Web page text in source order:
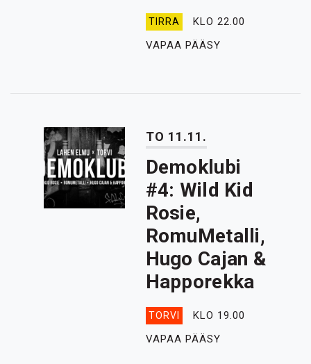
TIRRA
KLO 22.00
VAPAA PÄÄSY
TO 11.11.
Demoklubi
#4: Wild Kid
Rosie,
RomuMetalli,
Hugo Cajan &
Happorekka
TORVI
KLO 19.00
VAPAA PÄÄSY